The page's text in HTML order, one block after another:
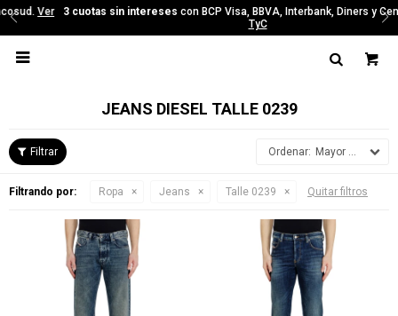
3 cuotas sin interesescon BCP Visa, BBVA, Interbank, Diners y Cencosud. Ver

JEANS DIESEL TALLE 0239
Mayor precio
Filtrando por: Ropa Jeans Talle 0239 Quitar filtros